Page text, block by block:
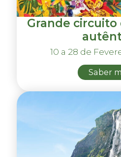
Grande circuito
10 a 28 de
Saber